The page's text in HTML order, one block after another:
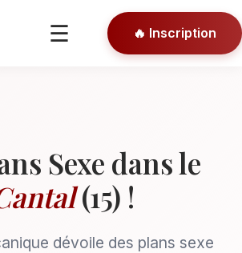
☰ 🔥 Inscription
Sexe dans le
(15) !
dévoile des plans sexe